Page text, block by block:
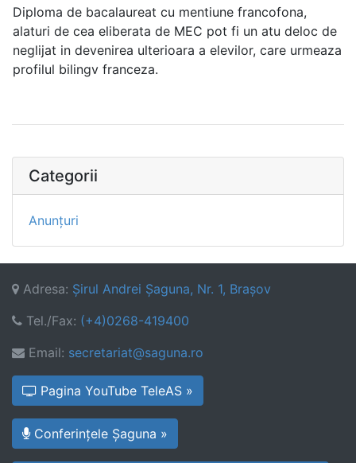
Diploma de bacalaureat cu mentiune francofona,
alaturi de cea eliberata de MEC pot fi un atu deloc de
neglijat in devenirea ulterioara a elevilor, care urmeaza
profilul bilingv franceza.
Categorii
Anunțuri
Adresa: Şirul Andrei Şaguna, Nr. 1, Braşov
Tel./Fax: (+4)0268-419400
Email: secretariat@saguna.ro
Pagina YouTube TeleAS »
Conferințele Șaguna »